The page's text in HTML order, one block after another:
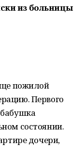
из больницы
пожилой
Первого
состоянии.
дочери,